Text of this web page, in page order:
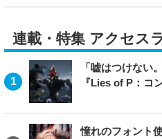
連載・特集 アクセス
「嘘はつけない
『Lies of P：コ
憧れのフォント